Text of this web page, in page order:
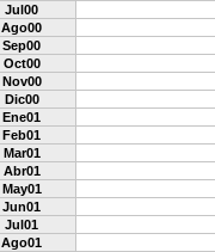
Jul00
Ago00
Sep00
Oct00
Nov00
Dic00
Ene01
Feb01
Mar01
Abr01
May01
Jun01
Jul01
Ago01